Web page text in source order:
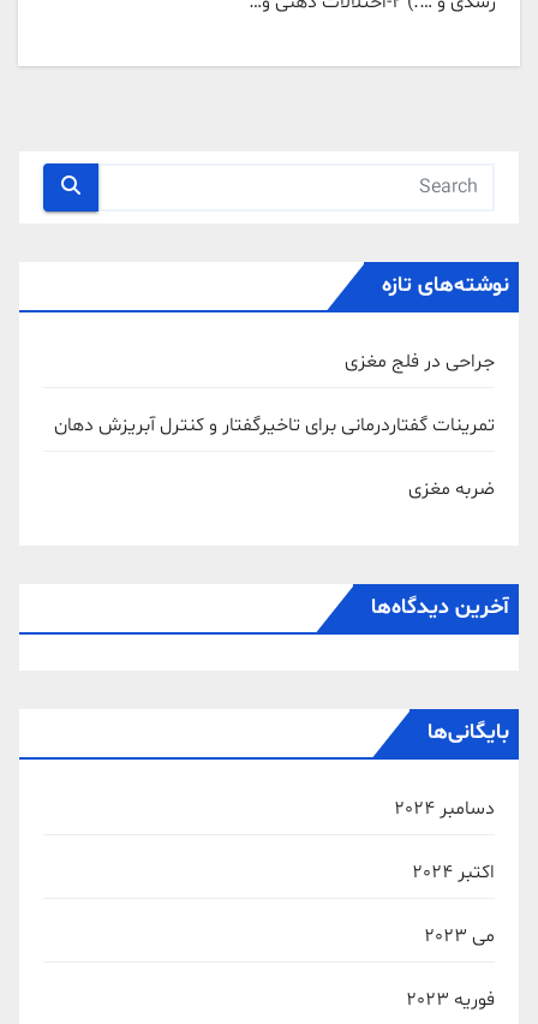
نوشته‌های تازه
جراحی در فلج مغزی
تمرینات گفتاردرمانی برای تاخیرگفتار و کنترل آبریزش دهان
ضربه مغزی
آخرین دیدگاه‌ها
بایگانی‌ها
دسامبر 2024
اکتبر 2024
می 2023
فوریه 2023